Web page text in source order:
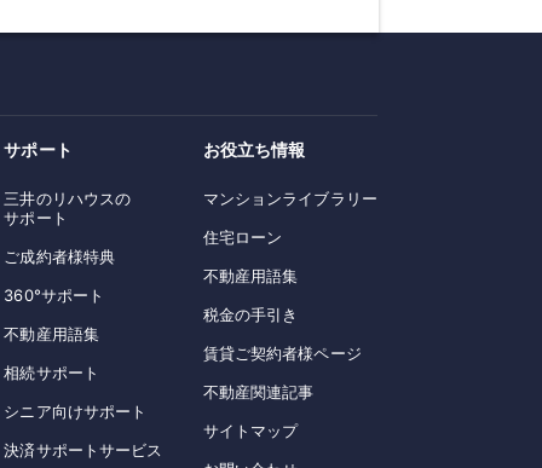
サポート
三井のリハウスの
サポート
ご成約者様特典
360°サポート
不動産用語集
相続サポート
シニア向けサポート
決済サポートサービス
お役立ち情報
マンションライブラリー
住宅ローン
不動産用語集
税金の手引き
賃貸ご契約者様ページ
不動産関連記事
サイトマップ